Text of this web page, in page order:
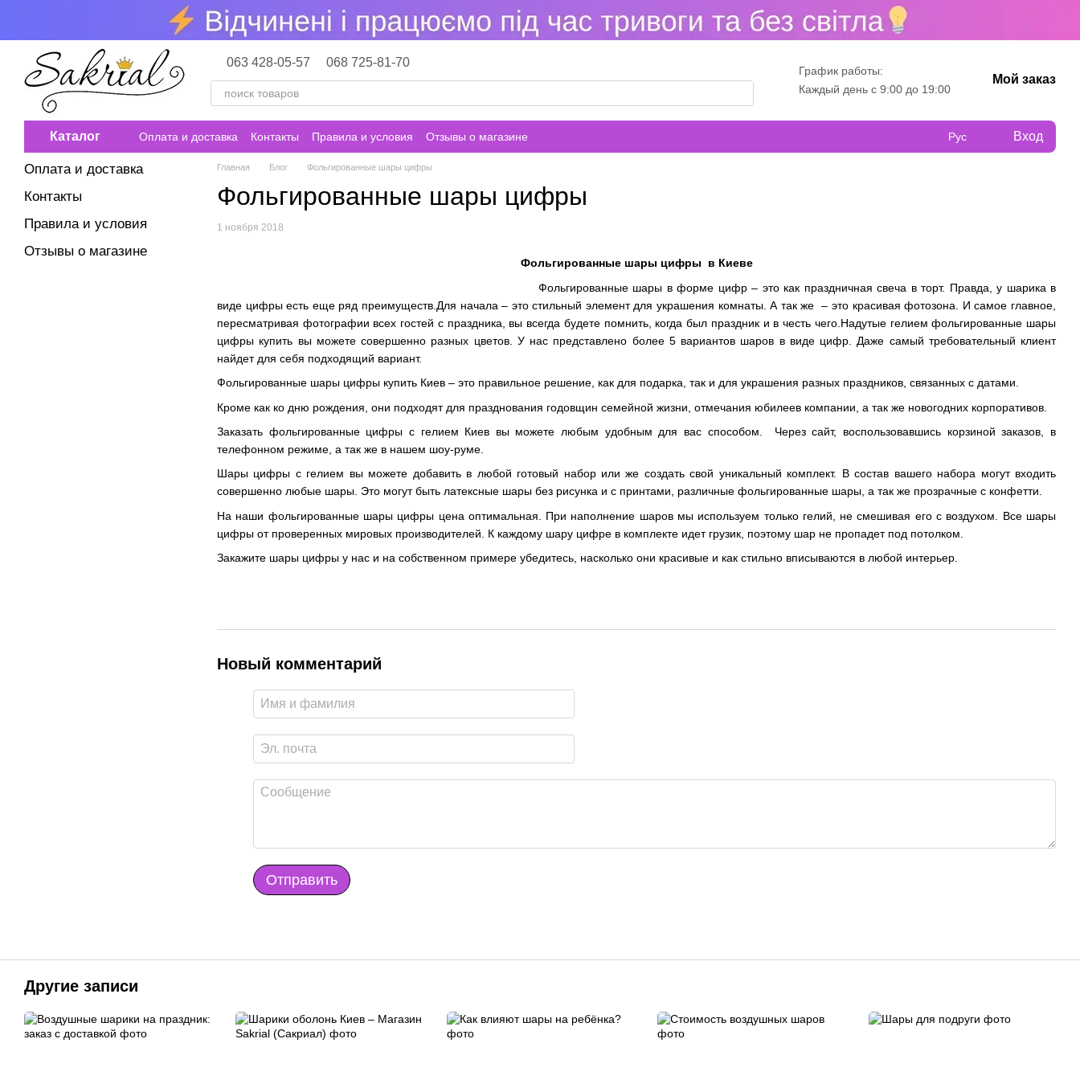
Перейти к основному контенту
063 428-05-57 068 725-81-70
График работы:
Каждый день с 9:00 до 19:00
Мой заказ
Каталог Оплата и доставка Контакты Правила и условия Отзывы о магазине Рус Вход
Главная Блог Фольгированные шары цифры
Фольгированные шары цифры
1 ноября 2018
Фольгированные шары цифры в Киеве
Фольгированные шары в форме цифр – это как праздничная свеча в торт. Правда, у шарика в
виде цифры есть еще ряд преимуществ.Для начала – это стильный элемент для украшения комнаты. А так же – это красивая фотозона. И самое главное,
пересматривая фотографии всех гостей с праздника, вы всегда будете помнить, когда был праздник и в честь чего.Надутые гелием фольгированные шары
цифры купить вы можете совершенно разных цветов. У нас представлено более 5 вариантов шаров в виде цифр. Даже самый требовательный клиент
найдет для себя подходящий вариант.
Фольгированные шары цифры купить Киев – это правильное решение, как для подарка, так и для украшения разных праздников, связанных с датами.
Кроме как ко дню рождения, они подходят для празднования годовщин семейной жизни, отмечания юбилеев компании, а так же новогодних корпоративов.
Заказать фольгированные цифры с гелием Киев вы можете любым удобным для вас способом. Через сайт, воспользовавшись корзиной заказов, в
телефонном режиме, а так же в нашем шоу-руме.
Шары цифры с гелием вы можете добавить в любой готовый набор или же создать свой уникальный комплект. В состав вашего набора могут входить
совершенно любые шары. Это могут быть латексные шары без рисунка и с принтами, различные фольгированные шары, а так же прозрачные с конфетти.
На наши фольгированные шары цифры цена оптимальная. При наполнение шаров мы используем только гелий, не смешивая его с воздухом. Все шары
цифры от проверенных мировых производителей. К каждому шару цифре в комплекте идет грузик, поэтому шар не пропадет под потолком.
Закажите шары цифры у нас и на собственном примере убедитесь, насколько они красивые и как стильно вписываются в любой интерьер.
Новый комментарий
Отправить
Оплата и доставка
Контакты
Правила и условия
Отзывы о магазине
Другие записи